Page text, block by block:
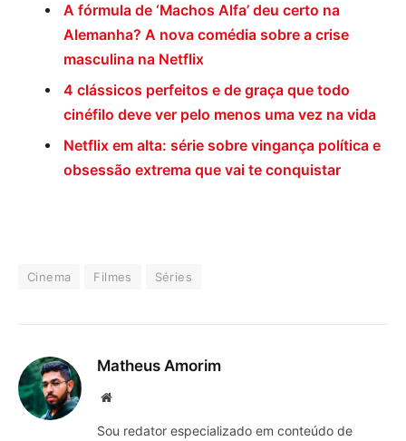
A fórmula de ‘Machos Alfa’ deu certo na
Alemanha? A nova comédia sobre a crise
masculina na Netflix
4 clássicos perfeitos e de graça que todo
cinéfilo deve ver pelo menos uma vez na vida
Netflix em alta: série sobre vingança política e
obsessão extrema que vai te conquistar
Cinema Filmes Séries
Matheus Amorim
Website
Sou redator especializado em conteúdo de